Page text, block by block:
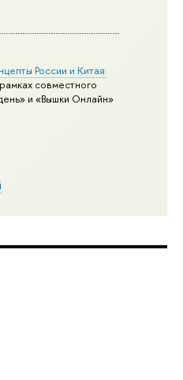
России и Китая:
совместного
и «Вышки Онлайн»